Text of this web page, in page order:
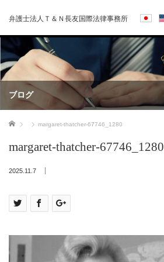
弁護士法人Ｔ＆Ｎ長友国際法律事務所
ブログ
ホーム margaret-thatcher-67746_1280
margaret-thatcher-67746_1280
2025.11.7